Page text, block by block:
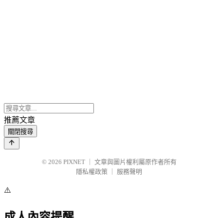
推薦文章
關閉搜尋
© 2026 PIXNET
文章與圖片權利屬原作者所有
隱私權政策
服務聲明
⚠️